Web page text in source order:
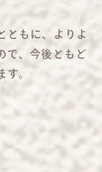
ともに、よりよ
で、今後ともど
す。